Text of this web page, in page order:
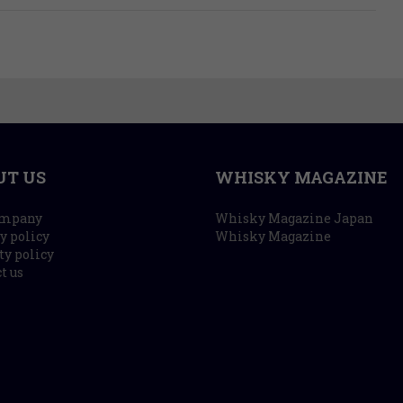
US
policy
policy
us
WHISKY MAGAZINE
Whisky Magazine Japan
Whisky Magazine